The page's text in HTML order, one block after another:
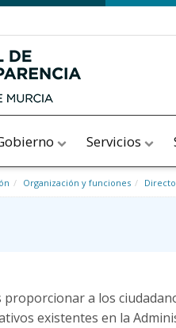
Servicios
Organización y funciones
proporcionar a los
existentes en la